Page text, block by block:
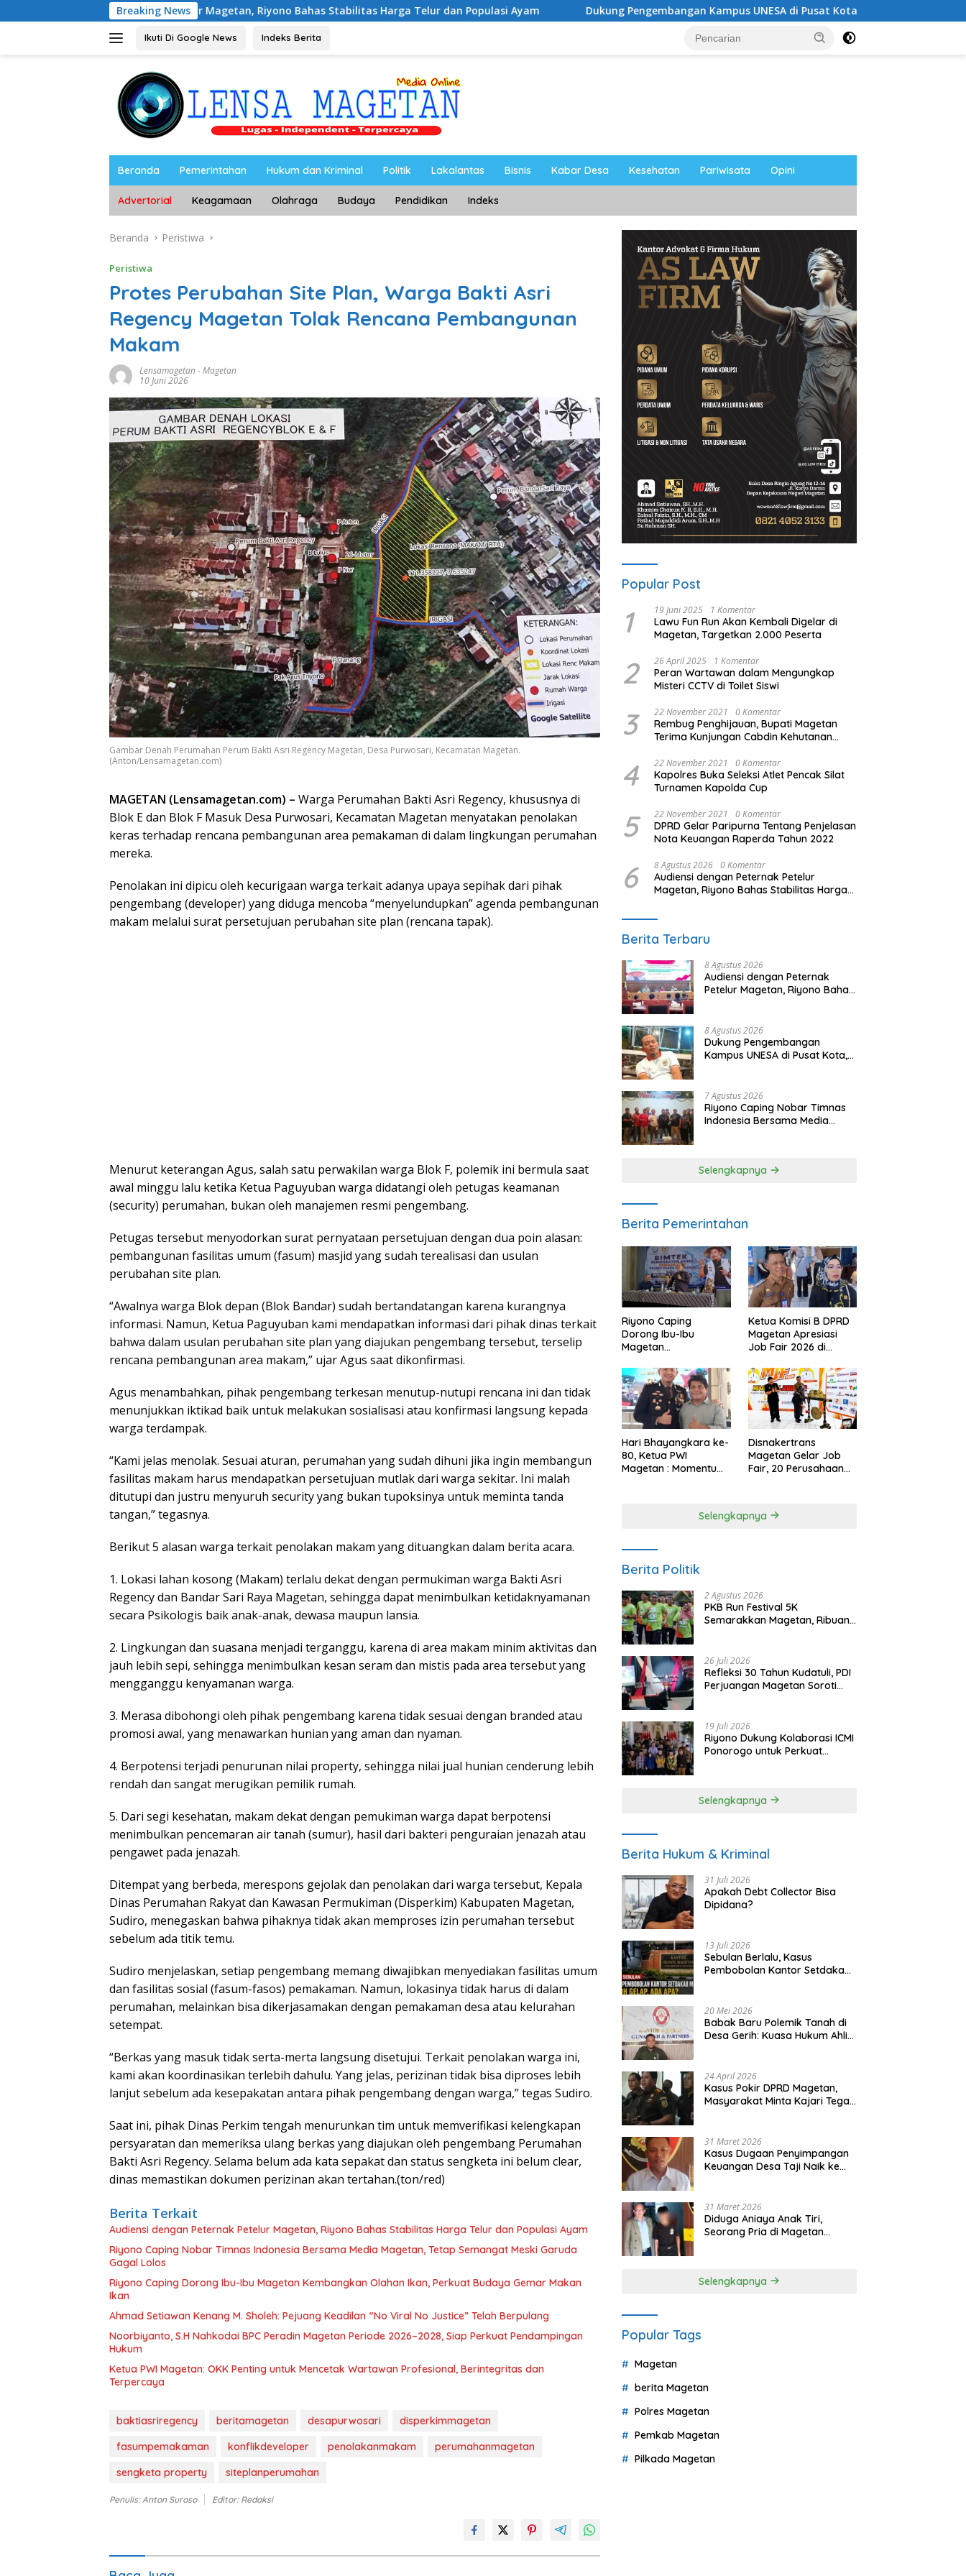
ke
Breaking News
Peternak Petelur Magetan, Riyono Bahas Stabilitas Harga Telur dan Populasi Ayam Dukung Pengembangan Kampus UNESA di Pusat Kota, Riyono Caping: Tingkatkan SDM dan
Ikuti Di Google News Indeks Berita
Beranda Pemerintahan Hukum dan Kriminal Politik Lakalantas Bisnis Kabar Desa Kesehatan Pariwisata Opini
Advertorial Keagamaan Olahraga Budaya Pendidikan Indeks
Beranda Peristiwa
Peristiwa
Protes Perubahan Site Plan, Warga Bakti Asri
Regency Magetan Tolak Rencana Pembangunan
Makam
Lensamagetan-Magetan
10 Juni 2026
Gambar Denah Perumahan Perum Bakti Asri Regency Magetan, Desa Purwosari, Kecamatan Magetan.
(Anton/Lensamagetan.com)
MAGETAN (Lensamagetan.com) – Warga Perumahan Bakti Asri Regency, khususnya di
Blok E dan Blok F Masuk Desa Purwosari, Kecamatan Magetan menyatakan penolakan
keras terhadap rencana pembangunan area pemakaman di dalam lingkungan perumahan
mereka.
Penolakan ini dipicu oleh kecurigaan warga terkait adanya upaya sepihak dari pihak
pengembang (developer) yang diduga mencoba “menyelundupkan” agenda pembangunan
makam melalui surat persetujuan perubahan site plan (rencana tapak).
Menurut keterangan Agus, salah satu perwakilan warga Blok F, polemik ini bermula saat
awal minggu lalu ketika Ketua Paguyuban warga didatangi oleh petugas keamanan
(security) perumahan, bukan oleh manajemen resmi pengembang.
Petugas tersebut menyodorkan surat pernyataan persetujuan dengan dua poin alasan:
pembangunan fasilitas umum (fasum) masjid yang sudah terealisasi dan usulan
perubahan site plan.
“Awalnya warga Blok depan (Blok Bandar) sudah bertandatangan karena kurangnya
informasi. Namun, Ketua Paguyuban kami mendapatkan informasi dari pihak dinas terkait
bahwa dalam usulan perubahan site plan yang diajukan pengembang tersebut, terselip
rencana pembangunan area makam,” ujar Agus saat dikonfirmasi.
Agus menambahkan, pihak pengembang terkesan menutup-nutupi rencana ini dan tidak
menunjukkan iktikad baik untuk melakukan sosialisasi atau konfirmasi langsung kepada
warga terdampak.
“Kami jelas menolak. Sesuai aturan, perumahan yang sudah dihuni jika ingin membangun
fasilitas makam harus mendapatkan persetujuan mutlak dari warga sekitar. Ini malah
ditutupi dan justru menyuruh security yang bukan tupoksinya untuk meminta tanda
tangan,” tegasnya.
Berikut 5 alasan warga terkait penolakan makam yang dituangkan dalam berita acara.
1. Lokasi lahan kosong (Makam) terlalu dekat dengan permukiman warga Bakti Asri
Regency dan Bandar Sari Raya Magetan, sehingga dapat menimbulkan ketidaknyamanan
secara Psikologis baik anak-anak, dewasa maupun lansia.
2. Lingkungan dan suasana menjadi terganggu, karena di area makam minim aktivitas dan
jauh lebih sepi, sehingga menimbulkan kesan seram dan mistis pada area tersebut yang
mengganggu kenyamanan warga.
3. Merasa dibohongi oleh pihak pengembang karena tidak sesuai dengan branded atau
promosi awal, yang menawarkan hunian yang aman dan nyaman.
4. Berpotensi terjadi penurunan nilai property, sehingga nilai jual hunian cenderung lebih
rendah dan sangat merugikan pemilik rumah.
5. Dari segi kesehatan, makam dekat dengan pemukiman warga dapat berpotensi
menimbulkan pencemaran air tanah (sumur), hasil dari bakteri penguraian jenazah atau
pengawet pada jenazah.
Ditempat yang berbeda, merespons gejolak dan penolakan dari warga tersebut, Kepala
Dinas Perumahan Rakyat dan Kawasan Permukiman (Disperkim) Kabupaten Magetan,
Sudiro, menegaskan bahwa pihaknya tidak akan memproses izin perumahan tersebut
sebelum ada titik temu.
Sudiro menjelaskan, setiap pengembang memang diwajibkan menyediakan fasilitas umum
dan fasilitas sosial (fasum-fasos) pemakaman. Namun, lokasinya tidak harus di dalam
perumahan, melainkan bisa dikerjasamakan dengan pemakaman desa atau kelurahan
setempat.
“Berkas yang masuk tidak serta-merta langsung disetujui. Terkait penolakan warga ini,
kami akan koordinasikan terlebih dahulu. Yang jelas, perizinan tidak bisa diproses lebih
lanjut sebelum ada kesepakatan antara pihak pengembang dengan warga,” tegas Sudiro.
Saat ini, pihak Dinas Perkim tengah menurunkan tim untuk memverifikasi kelengkapan
persyaratan dan memeriksa ulang berkas yang diajukan oleh pengembang Perumahan
Bakti Asri Regency. Selama belum ada kata sepakat dan status sengketa ini belum clear,
dinas memastikan dokumen perizinan akan tertahan.(ton/red)
Berita Terkait
Audiensi dengan Peternak Petelur Magetan, Riyono Bahas Stabilitas Harga Telur dan Populasi Ayam
Riyono Caping Nobar Timnas Indonesia Bersama Media Magetan, Tetap Semangat Meski Garuda
Gagal Lolos
Riyono Caping Dorong Ibu-Ibu Magetan Kembangkan Olahan Ikan, Perkuat Budaya Gemar Makan
Ikan
Ahmad Setiawan Kenang M. Sholeh: Pejuang Keadilan “No Viral No Justice” Telah Berpulang
Noorbiyanto, S.H Nahkodai BPC Peradin Magetan Periode 2026–2028, Siap Perkuat Pendampingan
Hukum
Ketua PWI Magetan: OKK Penting untuk Mencetak Wartawan Profesional, Berintegritas dan
Terpercaya
baktiasriregency beritamagetan desapurwosari
disperkimmagetan
fasumpemakaman
konflikdeveloper penolakanmakam
perumahanmagetan
sengketa property
siteplanperumahan
Penulis: Anton Suroso Editor: Redaksi
Popular Post
1 19 Juni 2025 1 Komentar
Lawu Fun Run Akan Kembali Digelar di
Magetan, Targetkan 2.000 Peserta
2 26 April 2025 1 Komentar
Peran Wartawan dalam Mengungkap
Misteri CCTV di Toilet Siswi
3 22 November 2021 0 Komentar
Rembug Penghijauan, Bupati Magetan
Terima Kunjungan Cabdin Kehutanan
4 22 November 2021 0 Komentar
Kapolres Buka Seleksi Atlet Pencak Silat
Turnamen Kapolda Cup
5 22 November 2021 0 Komentar
DPRD Gelar Paripurna Tentang Penjelasan
Nota Keuangan Raperda Tahun 2022
6 8 Agustus 2026 0 Komentar
Audiensi dengan Peternak Petelur
Magetan, Riyono Bahas Stabilitas Harga
Berita Terbaru
8 Agustus 2026
Audiensi dengan Peternak
Petelur Magetan, Riyono Bahas
8 Agustus 2026
Dukung Pengembangan
Kampus UNESA di Pusat Kota,
Magetan
7 Agustus 2026
Riyono Caping Nobar Timnas
Indonesia Bersama Media
Selengkapnya
Berita Pemerintahan
Riyono Caping
Dorong Ibu-Ibu
Magetan
Ikan, Perkuat Budaya
Gemar Makan Ikan
Ketua Komisi B DPRD
Magetan Apresiasi
Job Fair 2026 di
Anggaran
Hari Bhayangkara ke-
80, Ketua PWI
Magetan : Momentum
Disnakertrans
Magetan Gelar Job
Fair, 20 Perusahaan
Selengkapnya
Berita Politik
2 Agustus 2026
PKB Run Festival 5K
Semarakkan Magetan, Ribuan
26 Juli 2026
Refleksi 30 Tahun Kudatuli, PDI
Perjuangan Magetan Soroti
19 Juli 2026
Riyono Dukung Kolaborasi ICMI
Ponorogo untuk Perkuat
Selengkapnya
Berita Hukum & Kriminal
31 Juli 2026
Apakah Debt Collector Bisa
Dipidana?
13 Juli 2026
Sebulan Berlalu, Kasus
Pembobolan Kantor Setdakab
20 Mei 2026
Babak Baru Polemik Tanah di
Desa Gerih: Kuasa Hukum Ahli
24 April 2026
Kasus Pokir DPRD Magetan,
Masyarakat Minta Kajari Tegak
31 Maret 2026
Kasus Dugaan Penyimpangan
Keuangan Desa Taji Naik ke
31 Maret 2026
Diduga Aniaya Anak Tiri,
Seorang Pria di Magetan
Selengkapnya
Popular Tags
Magetan
berita Magetan
Polres Magetan
Pemkab Magetan
Pilkada Magetan